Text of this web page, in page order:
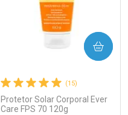
(15)
Protetor Solar Corporal Ever
Care FPS 70 120g
COMPRAR